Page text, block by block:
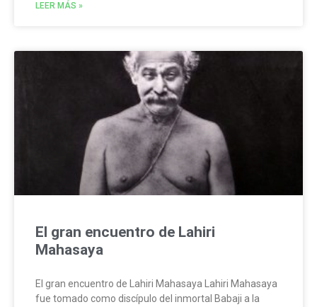
LEER MÁS »
El gran encuentro de Lahiri
Mahasaya
El gran encuentro de Lahiri Mahasaya Lahiri Mahasaya
fue tomado como discípulo del inmortal Babaji a la